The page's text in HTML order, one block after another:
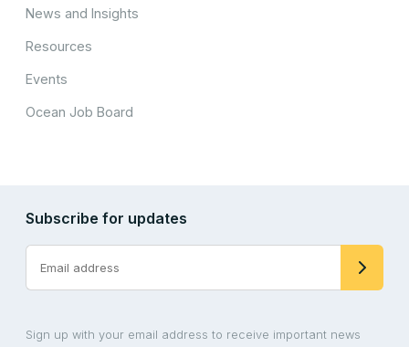
News and Insights
Resources
Events
Ocean Job Board
Subscribe for updates
Sign up with your email address to receive important news